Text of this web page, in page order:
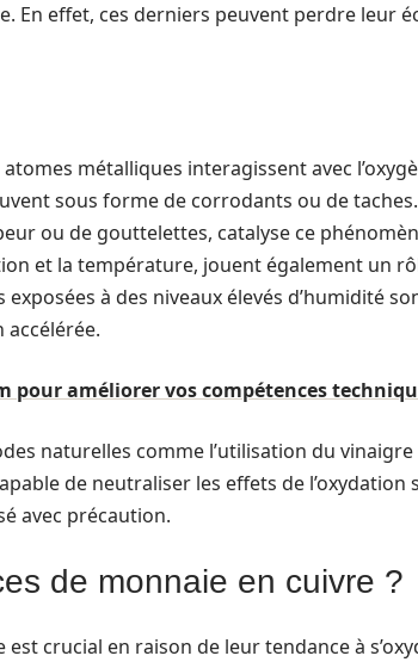
En effet, ces derniers peuvent perdre leur
métalliques interagissent avec
sous forme de corrodants ou de
ou de gouttelettes, catalyse ce
et la température, jouent également un
à des niveaux élevés d’humidité
accélérée.
pour améliorer vos compétences
naturelles comme l’utilisation du vinaigre
de neutraliser les effets de l’oxydation
avec précaution.
de monnaie en cuivre ?
crucial en raison de leur tendance à